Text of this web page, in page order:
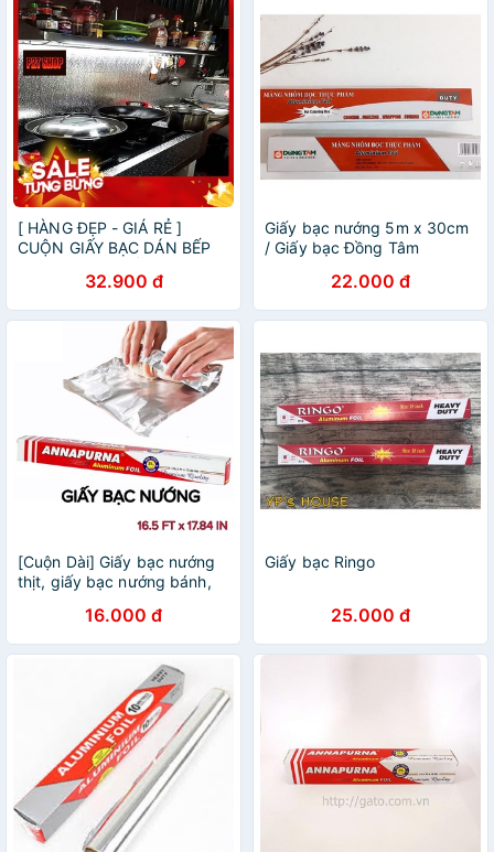
[ HÀNG ĐẸP - GIÁ RẺ ]
CUỘN GIẤY BẠC DÁN BẾP
BẾP, GIẤY BẠC DÁN TƯỜNG
BẾP, GIẤY BẠC CUỘN
32.900 đ
Giấy bạc nướng 5m x 30cm
/ Giấy bạc Đồng Tâm
22.000 đ
[Cuộn Dài] Giấy bạc nướng
thịt, giấy bạc nướng bánh,
nhôm UNNAPARNA
16.000 đ
Giấy bạc Ringo
25.000 đ